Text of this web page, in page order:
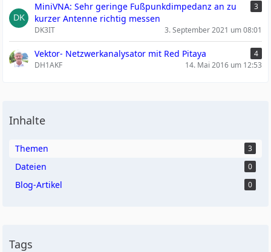
MiniVNA: Sehr geringe Fußpunkdimpedanz an zu
kurzer Antenne richtig messen
3
DK3IT 3. September 2021 um 08:01
Vektor- Netzwerkanalysator mit Red Pitaya
4
DH1AKF
14. Mai 2016 um 12:53
Inhalte
Themen 3
Dateien 0
Blog-Artikel 0
Tags